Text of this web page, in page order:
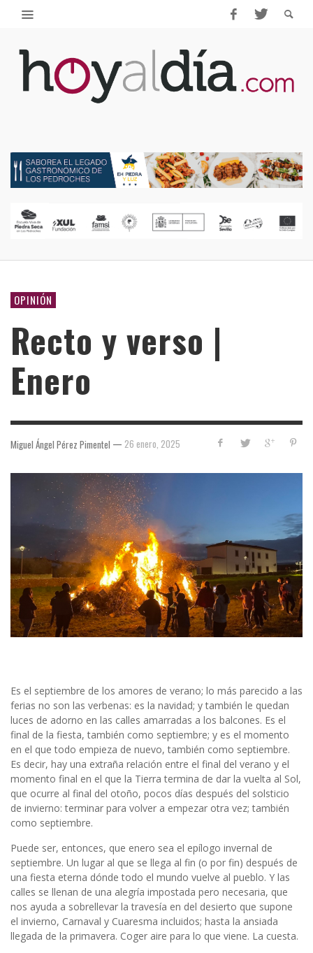
OPINIÓN
Recto y verso |
Enero
Miguel Ángel Pérez Pimentel — 26 enero, 2025
Es el septiembre de los amores de verano; lo más parecido a las
ferias no son las verbenas: es la navidad; y también le quedan
luces de adorno en las calles amarradas a los balcones. Es el
final de la fiesta, también como septiembre; y es el momento
en el que todo empieza de nuevo, también como septiembre.
Es decir, hay una extraña relación entre el final del verano y el
momento final en el que la Tierra termina de dar la vuelta al Sol,
que ocurre al final del otoño, pocos días después del solsticio
de invierno: terminar para volver a empezar otra vez; también
como septiembre.
Puede ser, entonces, que enero sea el epílogo invernal de
septiembre. Un lugar al que se llega al fin (o por fin) después de
una fiesta eterna dónde todo el mundo vuelve al pueblo. Y las
calles se llenan de una alegría impostada pero necesaria, que
nos ayuda a sobrellevar la travesía en del desierto que supone
el invierno, Carnaval y Cuaresma incluidos; hasta la ansiada
llegada de la primavera. Coger aire para lo que viene. La cuesta.